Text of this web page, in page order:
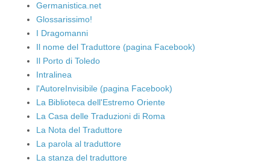
Germanistica.net
Glossarissimo!
I Dragomanni
Il nome del Traduttore (pagina Facebook)
Il Porto di Toledo
Intralinea
l'AutoreInvisibile (pagina Facebook)
La Biblioteca dell'Estremo Oriente
La Casa delle Traduzioni di Roma
La Nota del Traduttore
La parola al traduttore
La stanza del traduttore